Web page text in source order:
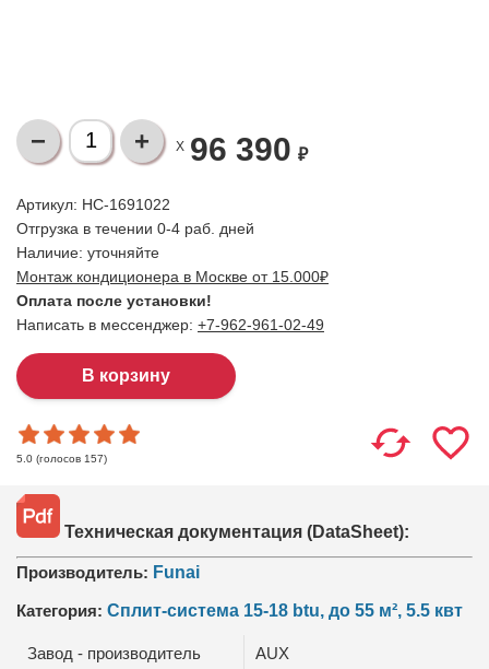
X 96 390 ₽
Артикул: НС-1691022
Отгрузка в течении 0-4 раб. дней
Наличие: уточняйте
Монтаж кондиционера в Москве от 15.000₽
Оплата после установки!
Написать в мессенджер: +7-962-961-02-49
5.0 (голосов 157)
Техническая документация (DataSheet):
Производитель: Funai
Категория: Сплит-система 15-18 btu, до 55 м², 5.5 квт
Завод - производитель AUX